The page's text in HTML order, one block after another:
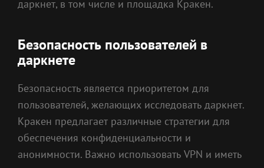
даркнет, в том числе и площадка Кракен.
Безопасность пользователей в
даркнете
Безопасность является приоритетом для
пользователей, желающих исследовать даркнет.
Кракен предлагает различные стратегии для
обеспечения конфиденциальности и
анонимности. Важно использовать VPN и иметь